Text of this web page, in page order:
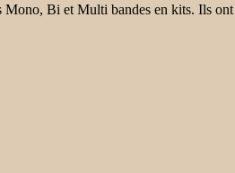
Bi et Multi bandes en kits. Ils